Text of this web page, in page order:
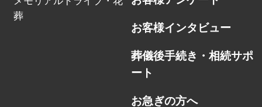
葬
お客様インタビュー
葬儀後手続き・相続サポ
ート
お急ぎの方へ